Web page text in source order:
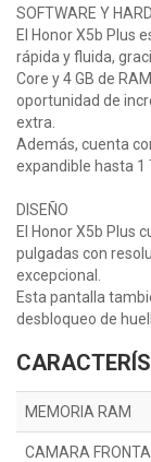
SOFTWARE Y
El Honor X5b Plus
rápida y fluida,
Core y 4 GB de
oportunidad de
extra.
Además, cuenta
expandible hasta 1
DISEÑO
El Honor X5b Plus
pulgadas con
excepcional.
Esta pantalla
desbloqueo de
MEMORIA RAM
CAMARA FRONTAL